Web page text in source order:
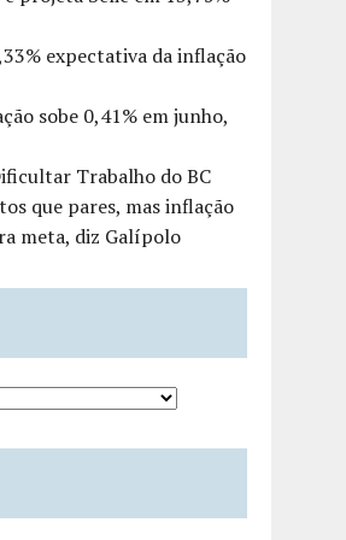
expectativa da inflação
sobe 0,41% em junho,
Trabalho do BC
que pares, mas inflação
meta, diz Galípolo